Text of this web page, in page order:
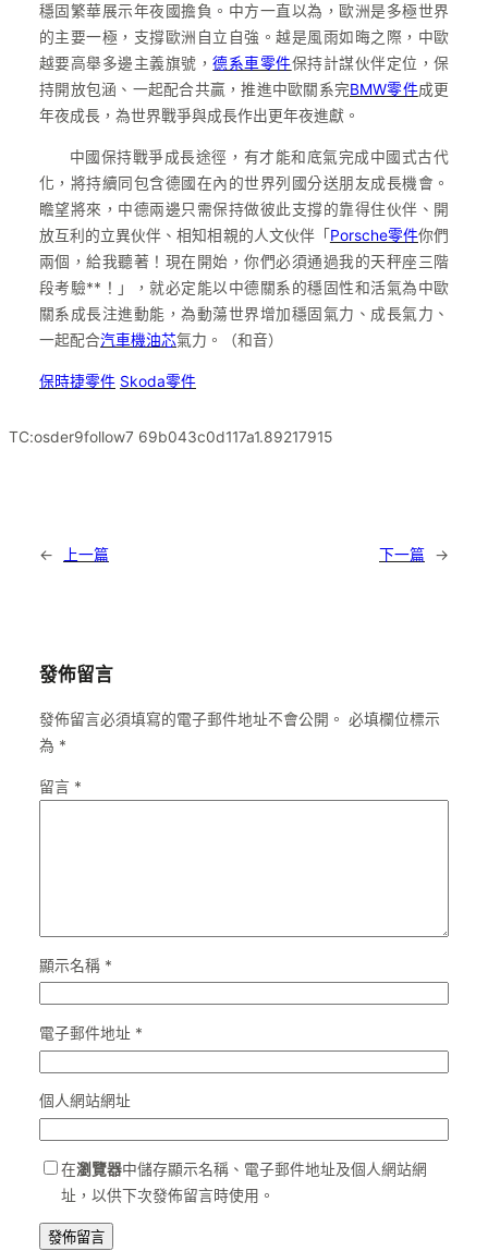
穩固繁華展示年夜國擔負。中方一直以為，歐洲是多極世界
的主要一極，支撐歐洲自立自強。越是風雨如晦之際，中歐
越要高舉多邊主義旗號，德系車零件保持計謀伙伴定位，保
持開放包涵、一起配合共贏，推進中歐關系完BMW零件成更
年夜成長，為世界戰爭與成長作出更年夜進獻。
中國保持戰爭成長途徑，有才能和底氣完成中國式古代
化，將持續同包含德國在內的世界列國分送朋友成長機會。
瞻望將來，中德兩邊只需保持做彼此支撐的靠得住伙伴、開
放互利的立異伙伴、相知相親的人文伙伴「 Porsche零件你們
兩個，給我聽著！現在開始，你們必須通過我的天秤座三階
段考驗**！」，就必定能以中德關系的穩固性和活氣為中歐
關系成長注進動能，為動蕩世界增加穩固氣力、成長氣力、
一起配合汽車機油芯氣力。 （和音）
保時捷零件 Skoda零件
TC:osder9follow7 69b043c0d117a1.89217915
← 上一篇 下一篇 →
發佈留言
發佈留言必須填寫的電子郵件地址不會公開。 必填欄位標示
為 *
留言 *
顯示名稱 *
電子郵件地址 *
個人網站網址
在瀏覽器中儲存顯示名稱、電子郵件地址及個人網站網
址，以供下次發佈留言時使用。